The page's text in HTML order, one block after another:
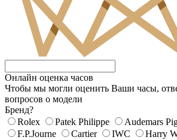
Онлайн оценка часов
Чтобы мы могли оценить Ваши часы,
вопросов о модели
Бренд?
Rolex
Patek Philippe Audemars
F.P.Journe
Cartier IWC Harry